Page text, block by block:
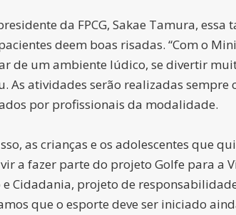
da FPCG, Sakae Tamura,
deem boas risadas. “Com o
de um ambiente lúdico, se divertir
As atividades serão realizadas sempre
por profissionais da modalidade.
as crianças e os adolescentes que
a fazer parte do projeto Golfe para a
Cidadania, projeto de
que o esporte deve ser iniciado